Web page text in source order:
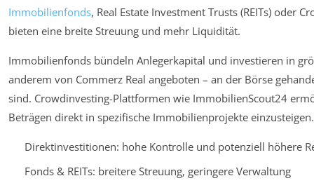
Immobilienfonds, Real Estate Investment Trusts (REITs) oder
bieten eine breite Streuung und mehr Liquidität.
Immobilienfonds bündeln Anlegerkapital und investieren in
anderem von Commerz Real angeboten – an der Börse
sind. Crowdinvesting-Plattformen wie ImmobilienScout24
Beträgen direkt in spezifische Immobilienprojekte einzusteigen.
Direktinvestitionen: hohe Kontrolle und potenziell höhere
Fonds & REITs: breitere Streuung, geringere Verwaltung